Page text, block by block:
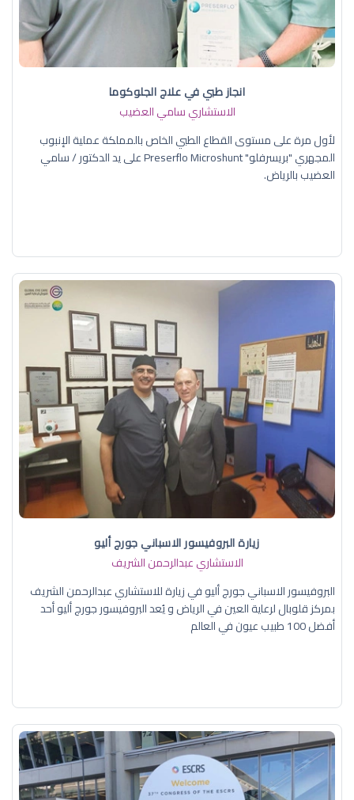
انجاز طبي في علاج الجلوكوما
الاستشاري سامي العضيب
لأول مرة على مستوى القطاع الطبي الخاص بالمملكة عملية الإنبوب
المجهري "بريسرفلو" Preserflo Microshunt على يد الدكتور / سامي
العضيب بالرياض.
زيارة البروفيسور الاسباني جورج أليو
الاستشاري عبدالرحمن الشريف
البروفيسور الاسباني جورج أليو في زيارة للاستشاري عبدالرحمن الشريف
بمركز قلوبال لرعاية العين في الرياض و يُعد البروفيسور جورج أليو أحد
أفضل 100 طبيب عيون في العالم